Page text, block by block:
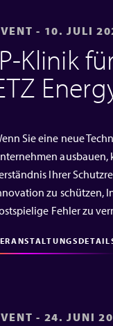
- 10. JULI
Sie eine neue
Ihrer
zu schützen,
Fehler zu
- 24. JUNI